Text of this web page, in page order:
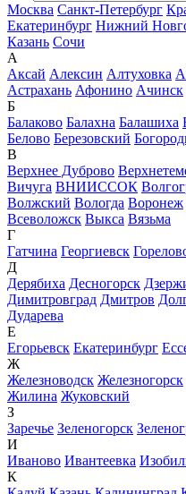
Москва Санкт-Петербург
Екатеринбург Нижний
Казань Сочи
А
Аксай Алексин Алтуховка
Астрахань Афонино Ачинск
Б
Балаково Балахна Балашиха
Белово Березовский
В
Верхнее Дуброво
Вичуга ВНИИССОК
Волжский Вологда Воронеж
Всеволожск Выкса Вязьма
Г
Гатчина Георгиевск
Д
Дерябиха Десногорск
Димитровград Дмитров
Дударева
Е
Егорьевск Екатеринбург
Ж
Железноводск Железногорск
Жилина Жуковский
З
Заречье Зеленогорск
И
Иваново Ивантеевка
К